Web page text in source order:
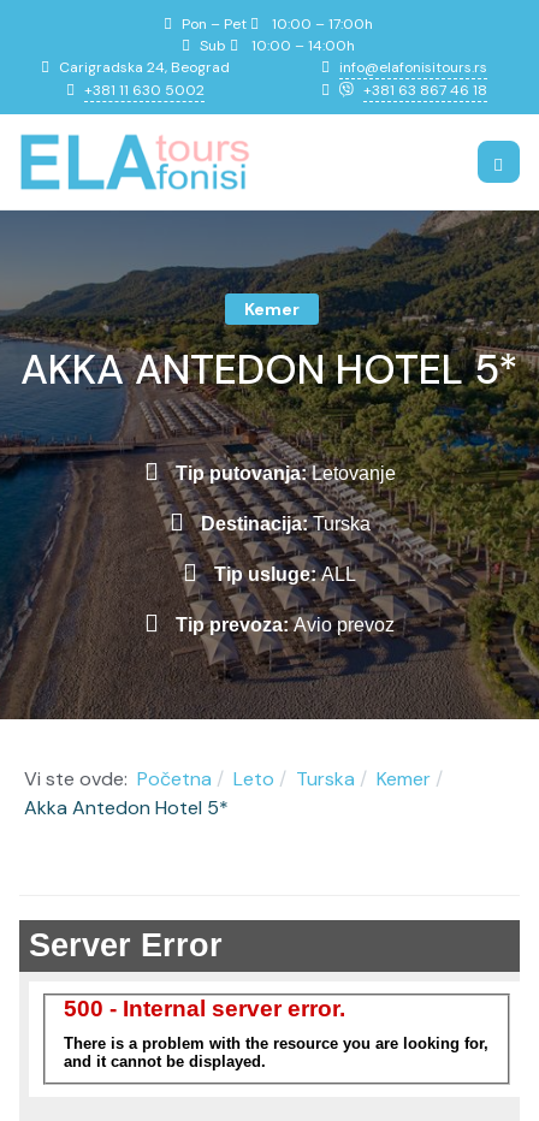
Pon – Pet
10:00 – 17:00h
Sub
10:00 – 14:00h
Carigradska 24, Beograd
info@elafonisitours.rs
+381 11 630 5002
+381 63 867 46 18
AKKA ANTEDON HOTEL 5*
Kemer
Tip putovanja:Letovanje
Destinacija:Turska
Tip usluge:ALL
Tip prevoza:Avio prevoz
Vi ste ovde: Početna Leto Turska
Kemer
Akka Antedon Hotel 5*